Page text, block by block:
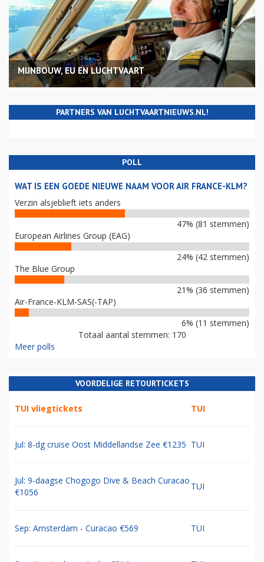
MIJNBOUW, EU EN LUCHTVAART
PARTNERS VAN LUCHTVAARTNIEUWS.NL!
POLL
WAT IS EEN GOEDE NIEUWE NAAM VOOR AIR FRANCE-KLM?
Verzin alsjeblieft iets anders
47% (81 stemmen)
European Airlines Group (EAG)
24% (42 stemmen)
The Blue Group
21% (36 stemmen)
Air-France-KLM-SAS(-TAP)
6% (11 stemmen)
Totaal aantal stemmen: 170
Meer polls
VOORDELIGE RETOURTICKETS
TUI vliegtickets TUI
Jul: 8-dg cruise Oost Middellandse Zee €1235 TUI
Jul: 9-daagse Chogogo Dive & Beach Curacao
€1056
TUI
Sep: Amsterdam - Curacao €569 TUI